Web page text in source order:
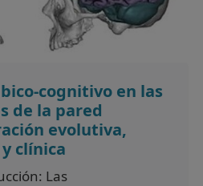
cognitivo en las
de la pared
evolutiva,
clínica
Las